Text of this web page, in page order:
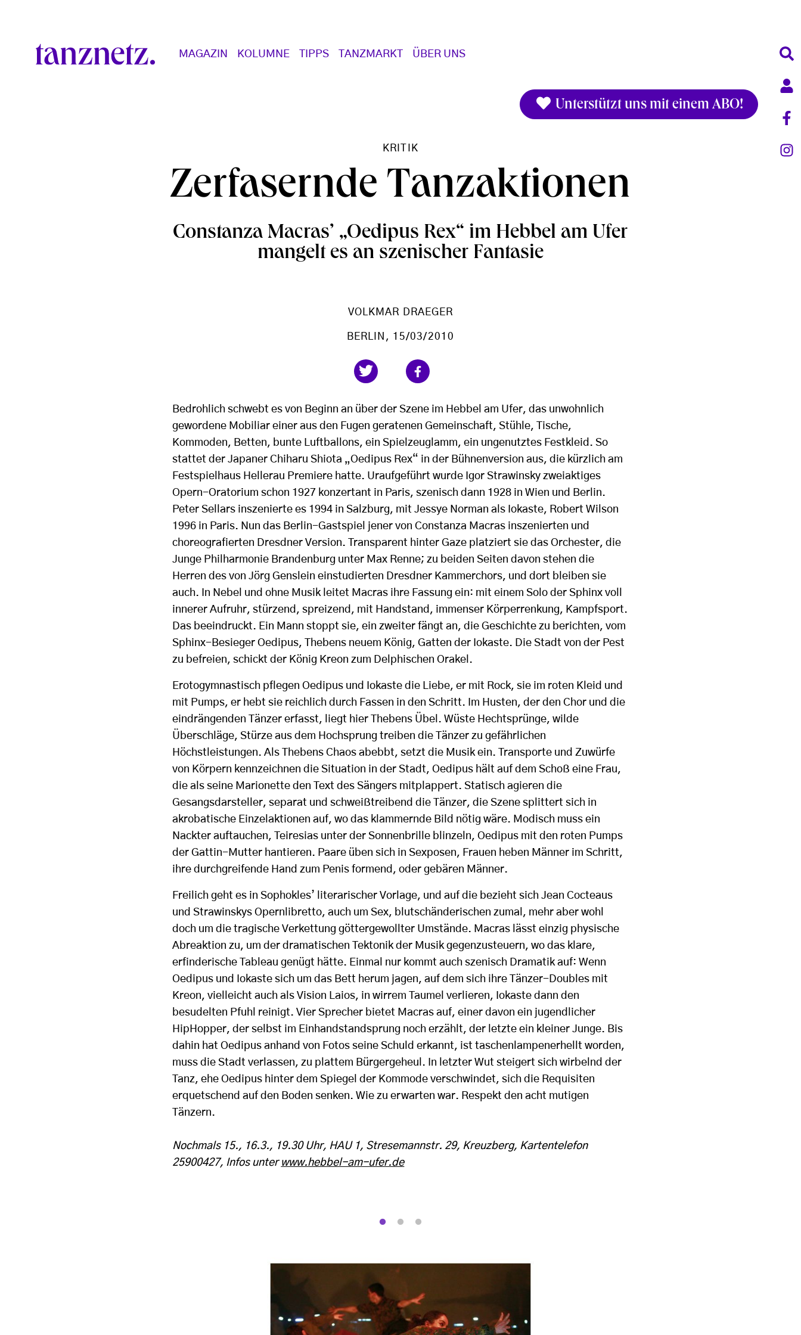
Main navigation
MAGAZIN KOLUMNE TIPPS TANZMARKT ÜBER UNS
Unterstützt uns mit einem ABO!
KRITIK
Zerfasernde Tanzaktionen
Constanza Macras’ „Oedipus Rex“ im Hebbel am Ufer
mangelt es an szenischer Fantasie
VOLKMAR DRAEGER
BERLIN , 15/03/2010
Bedrohlich schwebt es von Beginn an über der Szene im Hebbel am Ufer, das unwohnlich
gewordene Mobiliar einer aus den Fugen geratenen Gemeinschaft, Stühle, Tische,
Kommoden, Betten, bunte Luftballons, ein Spielzeuglamm, ein ungenutztes Festkleid. So
stattet der Japaner Chiharu Shiota „Oedipus Rex“ in der Bühnenversion aus, die kürzlich am
Festspielhaus Hellerau Premiere hatte. Uraufgeführt wurde Igor Strawinsky zweiaktiges
Opern-Oratorium schon 1927 konzertant in Paris, szenisch dann 1928 in Wien und Berlin.
Peter Sellars inszenierte es 1994 in Salzburg, mit Jessye Norman als Iokaste, Robert Wilson
1996 in Paris. Nun das Berlin-Gastspiel jener von Constanza Macras inszenierten und
choreografierten Dresdner Version. Transparent hinter Gaze platziert sie das Orchester, die
Junge Philharmonie Brandenburg unter Max Renne; zu beiden Seiten davon stehen die
Herren des von Jörg Genslein einstudierten Dresdner Kammerchors, und dort bleiben sie
auch. In Nebel und ohne Musik leitet Macras ihre Fassung ein: mit einem Solo der Sphinx voll
innerer Aufruhr, stürzend, spreizend, mit Handstand, immenser Körperrenkung, Kampfsport.
Das beeindruckt. Ein Mann stoppt sie, ein zweiter fängt an, die Geschichte zu berichten, vom
Sphinx-Besieger Oedipus, Thebens neuem König, Gatten der Iokaste. Die Stadt von der Pest
zu befreien, schickt der König Kreon zum Delphischen Orakel.
Erotogymnastisch pflegen Oedipus und Iokaste die Liebe, er mit Rock, sie im roten Kleid und
mit Pumps, er hebt sie reichlich durch Fassen in den Schritt. Im Husten, der den Chor und die
eindrängenden Tänzer erfasst, liegt hier Thebens Übel. Wüste Hechtsprünge, wilde
Überschläge, Stürze aus dem Hochsprung treiben die Tänzer zu gefährlichen
Höchstleistungen. Als Thebens Chaos abebbt, setzt die Musik ein. Transporte und Zuwürfe
von Körpern kennzeichnen die Situation in der Stadt, Oedipus hält auf dem Schoß eine Frau,
die als seine Marionette den Text des Sängers mitplappert. Statisch agieren die
Gesangsdarsteller, separat und schweißtreibend die Tänzer, die Szene splittert sich in
akrobatische Einzelaktionen auf, wo das klammernde Bild nötig wäre. Modisch muss ein
Nackter auftauchen, Teiresias unter der Sonnenbrille blinzeln, Oedipus mit den roten Pumps
der Gattin-Mutter hantieren. Paare üben sich in Sexposen, Frauen heben Männer im Schritt,
ihre durchgreifende Hand zum Penis formend, oder gebären Männer.
Freilich geht es in Sophokles’ literarischer Vorlage, und auf die bezieht sich Jean Cocteaus
und Strawinskys Opernlibretto, auch um Sex, blutschänderischen zumal, mehr aber wohl
doch um die tragische Verkettung göttergewollter Umstände. Macras lässt einzig physische
Abreaktion zu, um der dramatischen Tektonik der Musik gegenzusteuern, wo das klare,
erfinderische Tableau genügt hätte. Einmal nur kommt auch szenisch Dramatik auf: Wenn
Oedipus und Iokaste sich um das Bett herum jagen, auf dem sich ihre Tänzer-Doubles mit
Kreon, vielleicht auch als Vision Laios, in wirrem Taumel verlieren, Iokaste dann den
besudelten Pfuhl reinigt. Vier Sprecher bietet Macras auf, einer davon ein jugendlicher
HipHopper, der selbst im Einhandstandsprung noch erzählt, der letzte ein kleiner Junge. Bis
dahin hat Oedipus anhand von Fotos seine Schuld erkannt, ist taschenlampenerhellt worden,
muss die Stadt verlassen, zu plattem Bürgergeheul. In letzter Wut steigert sich wirbelnd der
Tanz, ehe Oedipus hinter dem Spiegel der Kommode verschwindet, sich die Requisiten
erquetschend auf den Boden senken. Wie zu erwarten war. Respekt den acht mutigen
Tänzern.
Nochmals 15., 16.3., 19.30 Uhr, HAU 1, Stresemannstr. 29, Kreuzberg, Kartentelefon
25900427, Infos unterwww.hebbel-am-ufer.de